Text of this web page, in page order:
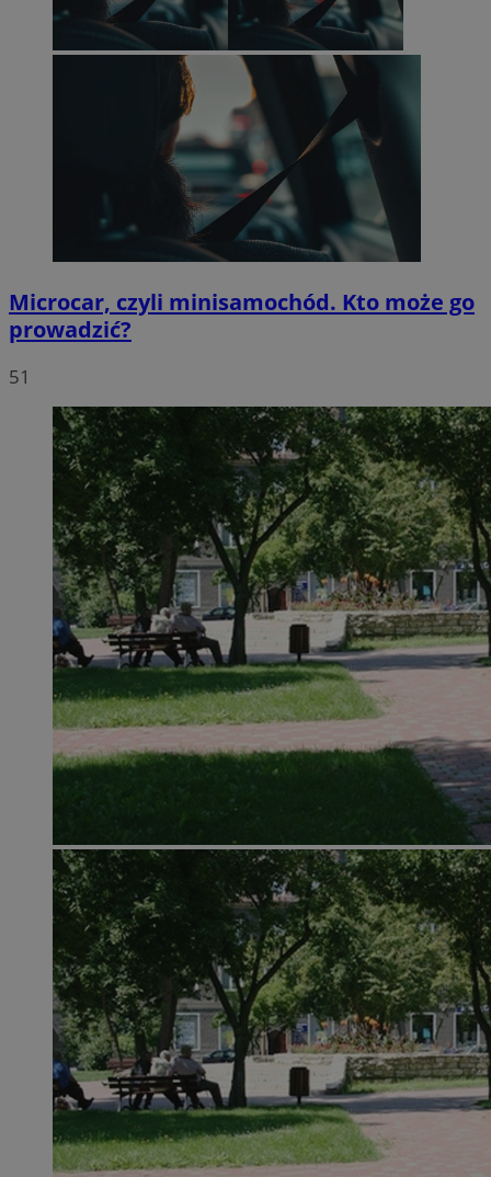
Microcar, czyli minisamochód. Kto może go
prowadzić?
51